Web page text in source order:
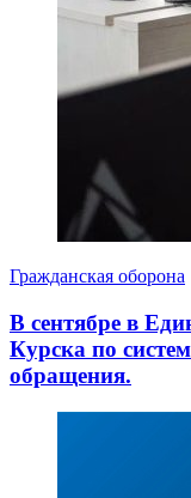
Гражданская оборона
В сентябре в
Курска по
обращения.